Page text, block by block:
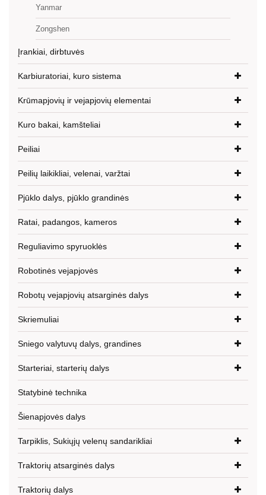
Yanmar
Zongshen
Įrankiai, dirbtuvės
Karbiuratoriai, kuro sistema
Krūmapjovių ir vejapjovių elementai
Kuro bakai, kamšteliai
Peiliai
Peilių laikikliai, velenai, varžtai
Pjūklo dalys, pjūklo grandinės
Ratai, padangos, kameros
Reguliavimo spyruoklės
Robotinės vejapjovės
Robotų vejapjovių atsarginės dalys
Skriemuliai
Sniego valytuvų dalys, grandines
Starteriai, starterių dalys
Statybinė technika
Šienapjovės dalys
Tarpiklis, Sukiųjų velenų sandarikliai
Traktorių atsarginės dalys
Traktorių dalys